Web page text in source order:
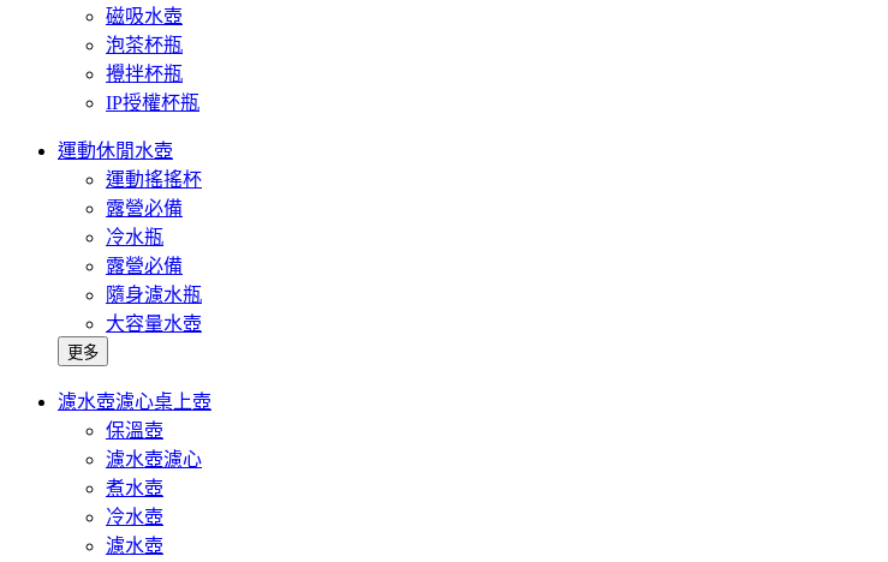
磁吸水壺
泡茶杯瓶
攪拌杯瓶
IP授權杯瓶
運動休閒水壺
運動搖搖杯
露營必備
冷水瓶
露營必備
隨身濾水瓶
大容量水壺
更多
濾水壺濾心桌上壺
保溫壺
濾水壺濾心
煮水壺
冷水壺
濾水壺